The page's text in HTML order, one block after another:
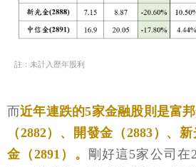
註：未計入歷年股利
而近年連跌的5家金融股則是富
（2882）、開發金（2883）、
金（2891）。
剛好這5家公司在